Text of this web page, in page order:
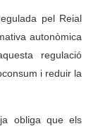
pel Reial
autonòmica
regulació
i reduir la
obliga que els